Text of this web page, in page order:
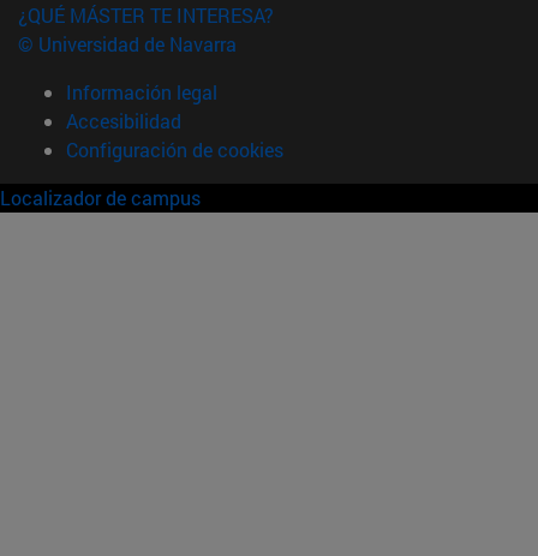
¿QUÉ MÁSTER TE INTERESA?
© Universidad de Navarra
Información legal
Accesibilidad
Configuración de cookies
Localizador de campus